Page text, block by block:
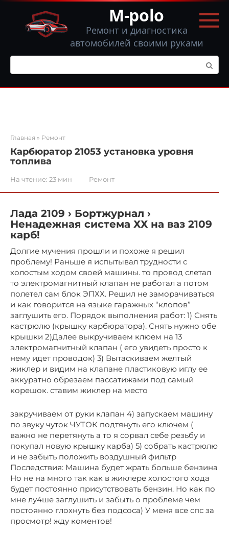
Перейти
контенту
M-polo
Ремонт и диагностика
автомобилей своими руками
Поиск:
Главная » Ремонт
Карбюратор 21053 установка уровня
топлива
На чтение: 23 мин Ремонт
Лада 2109 › Бортжурнал ›
Ненадежная система ХХ на ваз 2109
карб!
Долгие мучения прошли и похоже я решил
проблему! Раньше я испытывал трудности с
холостым ходом своей машины. то провод слетал
то электромагнитный клапан не работал а потом
полетел сам блок ЭПХХ. Решил не заморачиваться
и как говорится на языке гаражных “клопов”
заглушить его. Порядок выполнения работ: 1) Снять
кастрюлю (крышку карбюратора). Снять нужно обе
крышки 2)Далее выкручиваем клюем на 13
электромагнитный клапан ( его увидеть просто к
нему идет проводок) 3) Вытаскиваем желтый
жиклер и видим на клапане пластиковую иглу ее
аккуратно обрезаем пассатижами под самый
корешок. ставим жиклер на место
закручиваем от руки клапан 4) запускаем машину
по звуку чуток ЧУТОК подтянуть его ключем (
важно не перетянуть а то я сорвал себе резьбу и
покупал новую крышку карба) 5) собрать кастрюлю
и не забыть положить воздушный фильтр
Последствия: Машина будет жрать больше бензина
Но не на много так как в жиклере холостого хода
будет постоянно присутствовать бензин. Но как по
мне лу4ше заглушить и забыть о проблеме чем
постоянно глохнуть без подсоса) У меня все спс за
просмотр! жду коментов!